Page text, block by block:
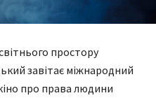
простору
завітає міжнародний
про права людини